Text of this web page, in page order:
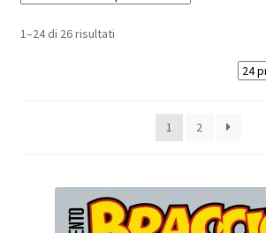
1–24 di 26 risultati
1 2